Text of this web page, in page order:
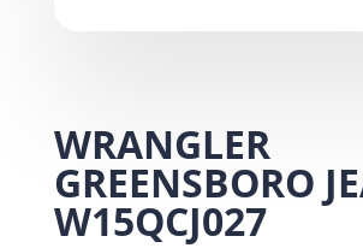
WRANGLER
GREENSBORO
W15QCJ027